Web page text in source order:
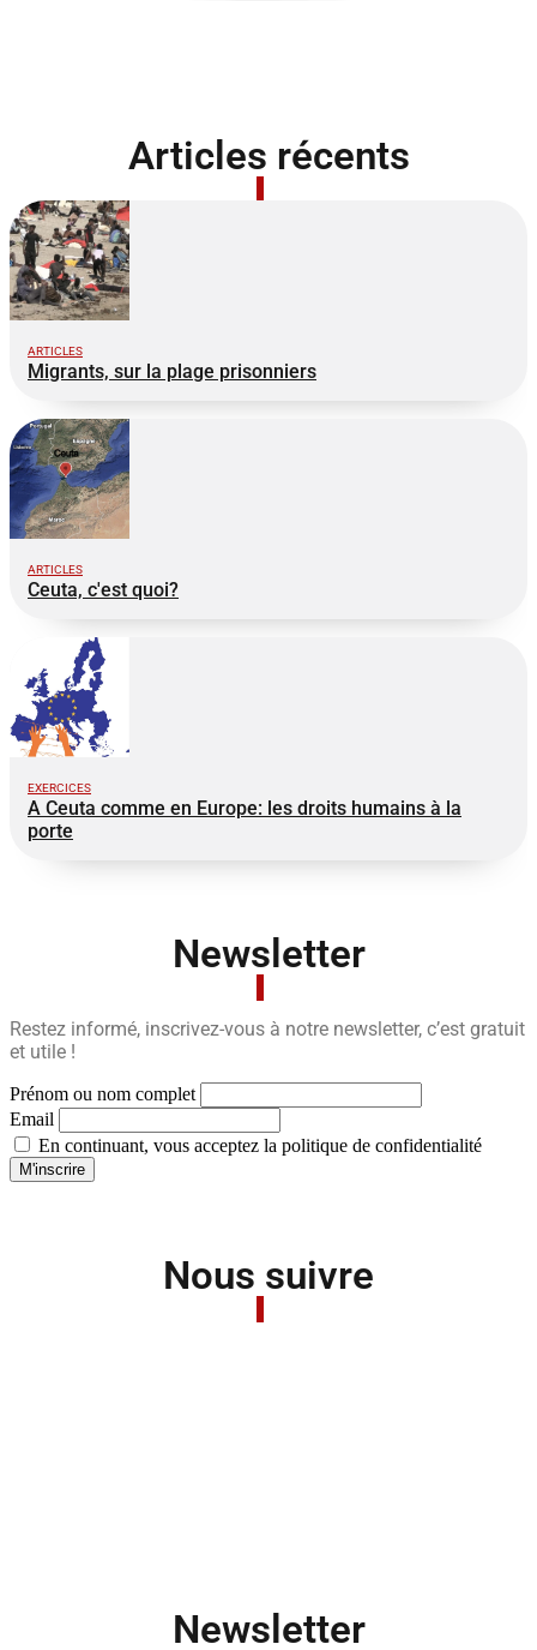
Articles récents
ARTICLES
Migrants, sur la plage prisonniers
ARTICLES
Ceuta, c'est quoi?
EXERCICES
A Ceuta comme en Europe: les droits humains à la
porte
Newsletter
Restez informé, inscrivez-vous à notre newsletter, c’est gratuit
et utile !
Prénom ou nom complet
Email
En continuant, vous acceptez la politique de confidentialité
Nous suivre
Newsletter